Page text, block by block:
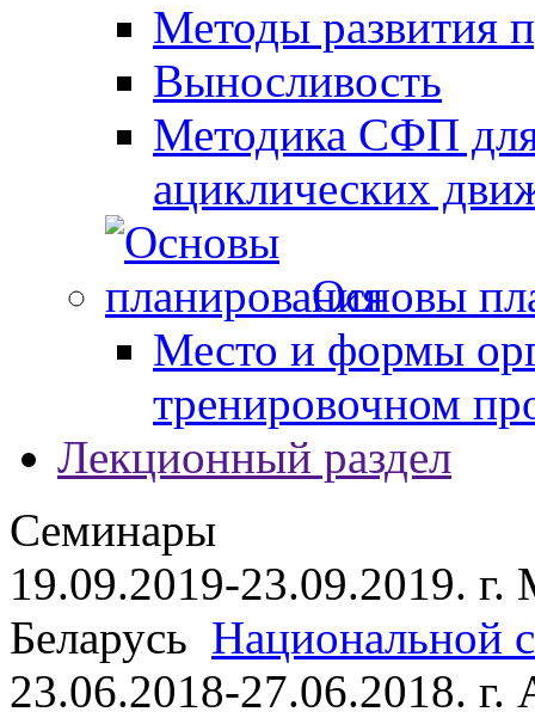
Методы развития
Выносливость
Методика СФП для
ациклических
Основы
Место и формы
тренировочном
Лекционный раздел
Семинары
19.09.2019-23.09.2019. г.
Беларусь Национальной
23.06.2018-27.06.2018.